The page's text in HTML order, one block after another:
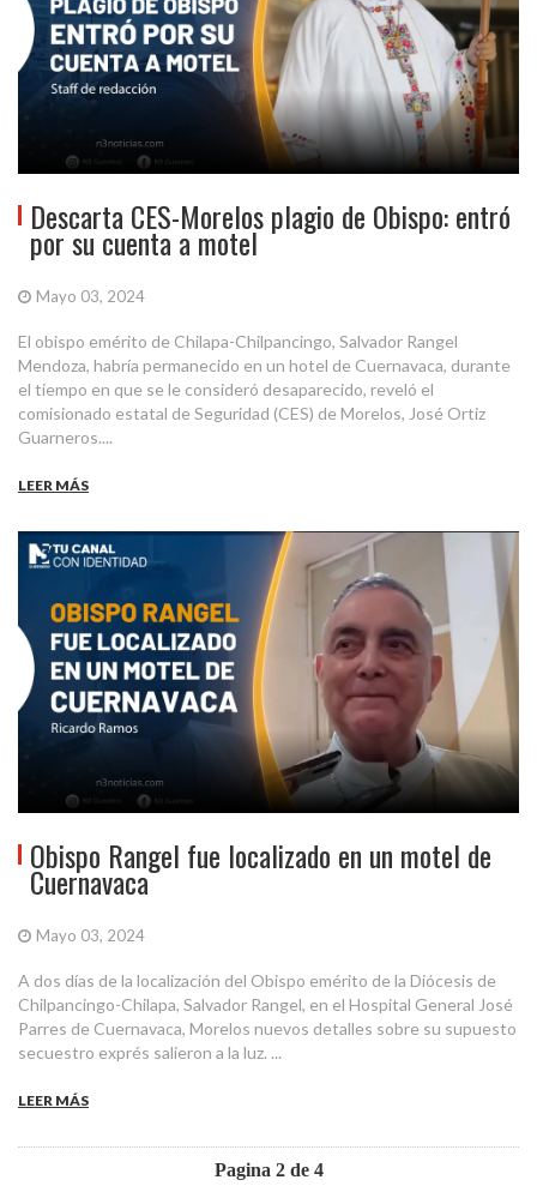
Descarta CES-Morelos plagio de Obispo: entró
por su cuenta a motel
Mayo 03, 2024
El obispo emérito de Chilapa-Chilpancingo, Salvador Rangel
Mendoza, habría permanecido en un hotel de Cuernavaca, durante
el tiempo en que se le consideró desaparecido, reveló el
comisionado estatal de Seguridad (CES) de Morelos, José Ortiz
Guarneros....
LEER MÁS
Obispo Rangel fue localizado en un motel de
Cuernavaca
Mayo 03, 2024
A dos días de la localización del Obispo emérito de la Diócesis de
Chilpancingo-Chilapa, Salvador Rangel, en el Hospital General José
Parres de Cuernavaca, Morelos nuevos detalles sobre su supuesto
secuestro exprés salieron a la luz. ...
LEER MÁS
Pagina 2 de 4